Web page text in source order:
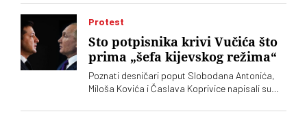
gradskih parkova, a „Ćacilend” još uvek okupira
Pionirski
Protest
Sto potpisnika krivi Vučića što
prima „šefa kijevskog režima“
Poznati desničari poput Slobodana Antonića,
Miloša Kovića i Časlava Koprivice napisali su
Ukrajine Volodimira Zelenskog